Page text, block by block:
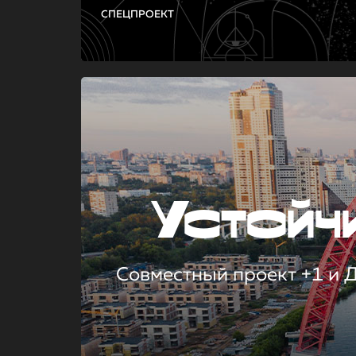
СПЕЦПРОЕКТ
Совместный проект +1 и